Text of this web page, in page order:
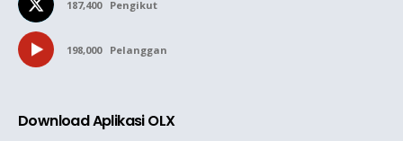
187,400 Pengikut
198,000 Pelanggan
Download Aplikasi OLX